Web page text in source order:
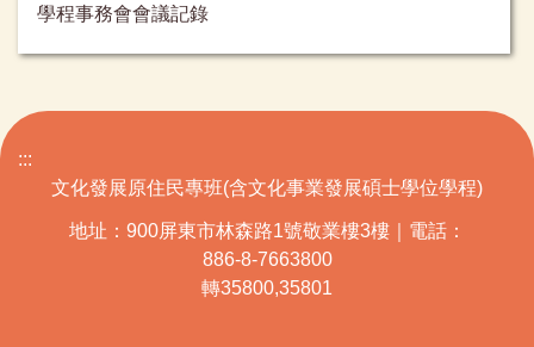
學程事務會會議記錄
:::
文化發展原住民專班(含文化事業發展碩士學位學程)
地址：900屏東市林森路1號敬業樓3樓｜電話：
886-8-7663800
轉35800,35801